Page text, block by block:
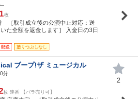
1枚
［取引成立後の公演中止対応：送
た全額を返金します］ 入金日の3日
郵送 塗りつぶしなし
ブープ!ザ ミュージカル
分
枚 連番 【バラ売り可】
2